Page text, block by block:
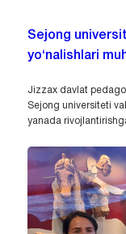
Sejong
yo‘nalishlari
Jizzax davlat
Sejong universiteti
yanada